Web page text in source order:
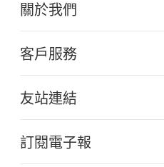
症狀是通往內心的過渡空間
人、神與鬼
鐵漢柔情
春困感悟
關於我們
佛光山文化出版的起源
關於文化出版
客戶服務
購書須知
大量團購
友站連結
佛光山全球資訊網
訂閱電子報